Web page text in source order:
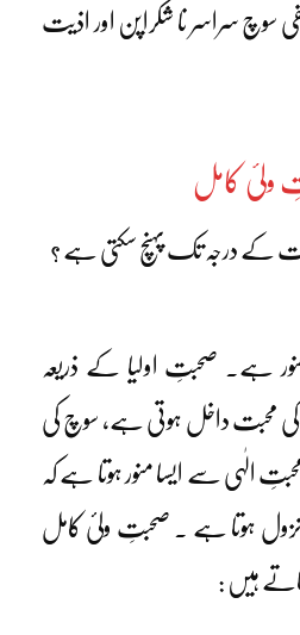
سوچ سراسر نا شکراپن اور اذیت
ولیٔ کامل
کے درجہ تک پہنچ سکتی ہے ؟
ہے۔ صحبتِ اولیا کے ذریعہ
کی محبت داخل ہوتی ہے، سوچ کی
الٰہی سے ایسا منور ہوتا ہے کہ
ہوتا ہے ۔ صحبتِ ولیٔ کامل
ہیں :